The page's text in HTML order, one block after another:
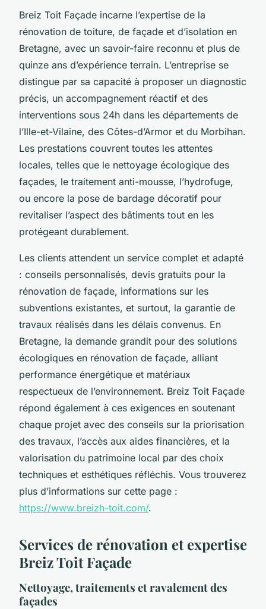
Breiz Toit Façade incarne l’expertise de la
rénovation de toiture, de façade et d’isolation en
Bretagne, avec un savoir-faire reconnu et plus de
quinze ans d’expérience terrain. L’entreprise se
distingue par sa capacité à proposer un diagnostic
précis, un accompagnement réactif et des
interventions sous 24h dans les départements de
l’Ille-et-Vilaine, des Côtes-d’Armor et du Morbihan.
Les prestations couvrent toutes les attentes
locales, telles que le nettoyage écologique des
façades, le traitement anti-mousse, l’hydrofuge,
ou encore la pose de bardage décoratif pour
revitaliser l’aspect des bâtiments tout en les
protégeant durablement.
Les clients attendent un service complet et adapté
: conseils personnalisés, devis gratuits pour la
rénovation de façade, informations sur les
subventions existantes, et surtout, la garantie de
travaux réalisés dans les délais convenus. En
Bretagne, la demande grandit pour des solutions
écologiques en rénovation de façade, alliant
performance énergétique et matériaux
respectueux de l’environnement. Breiz Toit Façade
répond également à ces exigences en soutenant
chaque projet avec des conseils sur la priorisation
des travaux, l’accès aux aides financières, et la
valorisation du patrimoine local par des choix
techniques et esthétiques réfléchis. Vous trouverez
plus d’informations sur cette page :
https://www.breizh-toit.com/.
Services de rénovation et expertise
Breiz Toit Façade
Nettoyage, traitements et ravalement des
façades